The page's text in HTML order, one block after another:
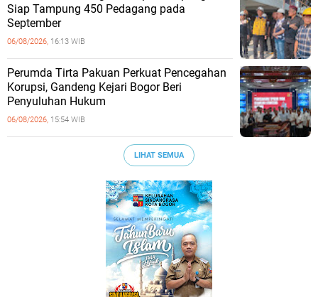
Siap Tampung 450 Pedagang pada
September
06/08/2026, 16:13 WIB
Perumda Tirta Pakuan Perkuat Pencegahan
Korupsi, Gandeng Kejari Bogor Beri
Penyuluhan Hukum
06/08/2026, 15:54 WIB
LIHAT SEMUA